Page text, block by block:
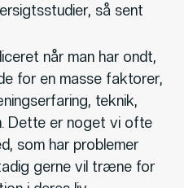
så sent
når man har ondt,
for en masse faktorer,
teknik,
Dette er noget vi ofte
som har problemer
gerne vil træne for